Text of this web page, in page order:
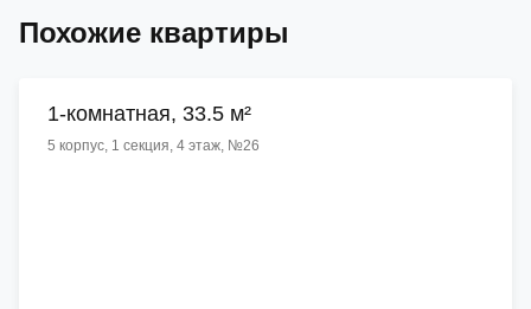
Похожие квартиры
1-комнатная, 33.5 м²
5 корпус, 1 секция, 4 этаж, №26